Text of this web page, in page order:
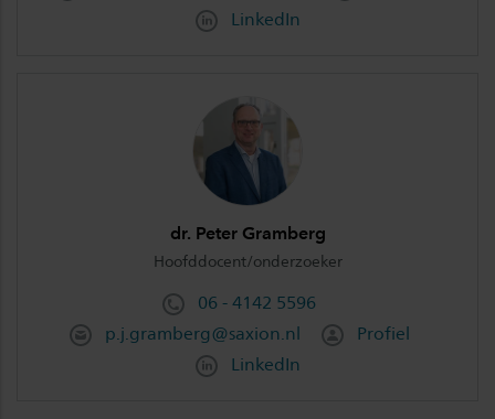
LinkedIn
dr. Peter Gramberg
Hoofddocent/onderzoeker
06 - 4142 5596
p.j.gramberg@saxion.nl
Profiel
LinkedIn